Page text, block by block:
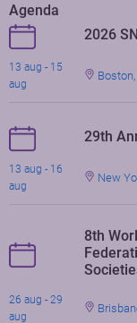
Agenda
2026
13 aug - 15
aug
29th
13 aug - 16
aug
New
8th
26 aug - 29
aug